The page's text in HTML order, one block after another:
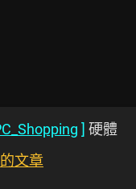
] 硬體
文章